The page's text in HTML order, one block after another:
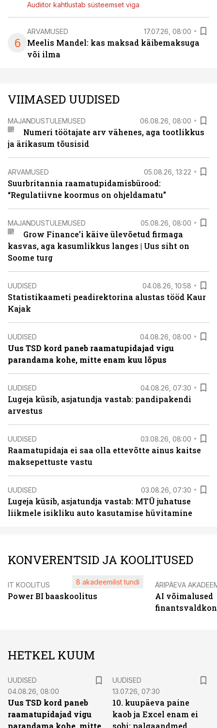
Audiitor kahtlustab süsteemset viga
6
ARVAMUSED 17.07.26, 08:00
Meelis Mandel: kas maksad käibemaksuga
või ilma
VIIMASED UUDISED
MAJANDUSTULEMUSED 06.08.26, 08:00
Numeri töötajate arv vähenes, aga tootlikkus
ja ärikasum tõusisid
ARVAMUSED 05.08.26, 13:22
Suurbritannia raamatupidamisbürood:
“Regulatiivne koormus on ohjeldamatu”
MAJANDUSTULEMUSED 05.08.26, 08:00
Grow Finance’i käive ülevõetud firmaga
kasvas, aga kasumlikkus langes | Uus siht on
Soome turg
UUDISED 04.08.26, 10:58
Statistikaameti peadirektorina alustas tööd Kaur
Kajak
UUDISED 04.08.26, 08:00
Uus TSD kord paneb raamatupidajad vigu
parandama kohe, mitte enam kuu lõpus
UUDISED 04.08.26, 07:30
Lugeja küsib, asjatundja vastab: pandipakendi
arvestus
UUDISED 03.08.26, 08:00
Raamatupidaja ei saa olla ettevõtte ainus kaitse
maksepettuste vastu
UUDISED 03.08.26, 07:30
Lugeja küsib, asjatundja vastab: MTÜ juhatuse
liikmele isikliku auto kasutamise hüvitamine
KONVERENTSID JA KOOLITUSED
IT KOOLITUS
Power BI baaskoolitus
8 akadeemilist tundi ÄRIPÄEVA
AI võimalused
HETKEL KUUM
UUDISED
04.08.26, 08:00
Uus TSD kord paneb
raamatupidajad vigu
parandama kohe, mitte
UUDISED
13.07.26, 07:30
10. kuupäeva paine
kaob ja Excel enam ei
sobi: palgaandmed